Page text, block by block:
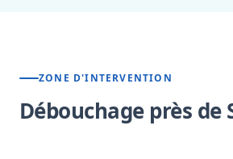
ZONE D'INTERVENTION
Débouchage près de